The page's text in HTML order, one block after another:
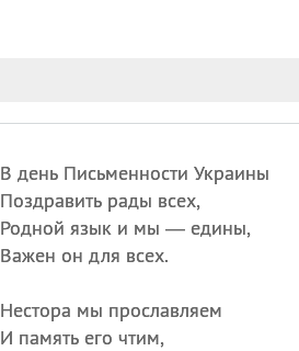
В день Письменности Украины
Поздравить рады всех,
Родной язык и мы — едины,
Важен он для всех.
Нестора мы прославляем
И память его чтим,